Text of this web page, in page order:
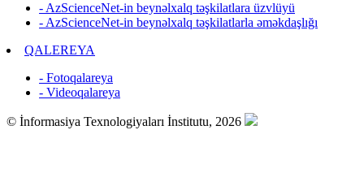
- AzScienceNet-in beynəlxalq təşkilatlara üzvlüyü
- AzScienceNet-in beynəlxalq təşkilatlarla əməkdaşlığı
QALEREYA
- Fotoqalareya
- Videoqalareya
© İnformasiya Texnologiyaları İnstitutu, 2026